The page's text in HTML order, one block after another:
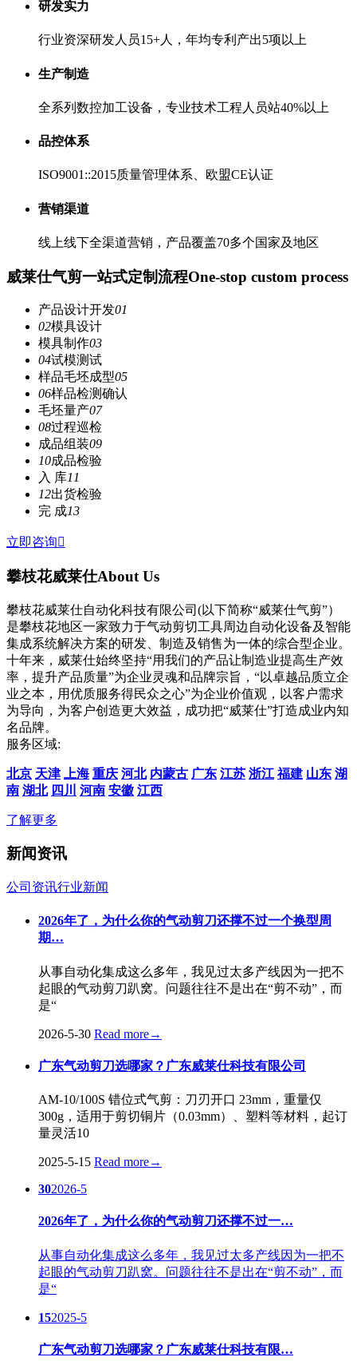
研发实力
行业资深研发人员15+人，年均专利产出5项以上
生产制造
全系列数控加工设备，专业技术工程人员站40%以上
品控体系
ISO9001::2015质量管理体系、欧盟CE认证
营销渠道
线上线下全渠道营销，产品覆盖70多个国家及地区
威莱仕气剪一站式定制流程One-stop custom process
产品设计开发01
02模具设计
模具制作03
04试模测试
样品毛坯成型05
06样品检测确认
毛坯量产07
08过程巡检
成品组装09
10成品检验
入 库11
12出货检验
完 成13
立即咨询
攀枝花威莱仕About Us
攀枝花威莱仕自动化科技有限公司(以下简称“威莱仕气剪”）
是攀枝花地区一家致力于气动剪切工具周边自动化设备及智能
集成系统解决方案的研发、制造及销售为一体的综合型企业。
十年来，威莱仕始终坚持“用我们的产品让制造业提高生产效
率，提升产品质量”为企业灵魂和品牌宗旨，“以卓越品质立企
业之本，用优质服务得民众之心”为企业价值观，以客户需求
为导向，为客户创造更大效益，成功把“威莱仕”打造成业内知
名品牌。
服务区域:
北京 天津 上海 重庆 河北 内蒙古 广东 江苏 浙江 福建 山东 湖
南 湖北 四川 河南 安徽 江西
了解更多
新闻资讯
公司资讯行业新闻
2026年了，为什么你的气动剪刀还撑不过一个换型周
期…
从事自动化集成这么多年，我见过太多产线因为一把不
起眼的气动剪刀趴窝。问题往往不是出在“剪不动”，而
是“
2026-5-30 Read more→
广东气动剪刀选哪家？广东威莱仕科技有限公司
AM-10/100S 错位式气剪：刀刃开口 23mm，重量仅
300g，适用于剪切铜片（0.03mm）、塑料等材料，起订
量灵活10
2025-5-15 Read more→
302026-5
2026年了，为什么你的气动剪刀还撑不过一…
从事自动化集成这么多年，我见过太多产线因为一把不
起眼的气动剪刀趴窝。问题往往不是出在“剪不动”，而
是“
152025-5
广东气动剪刀选哪家？广东威莱仕科技有限…